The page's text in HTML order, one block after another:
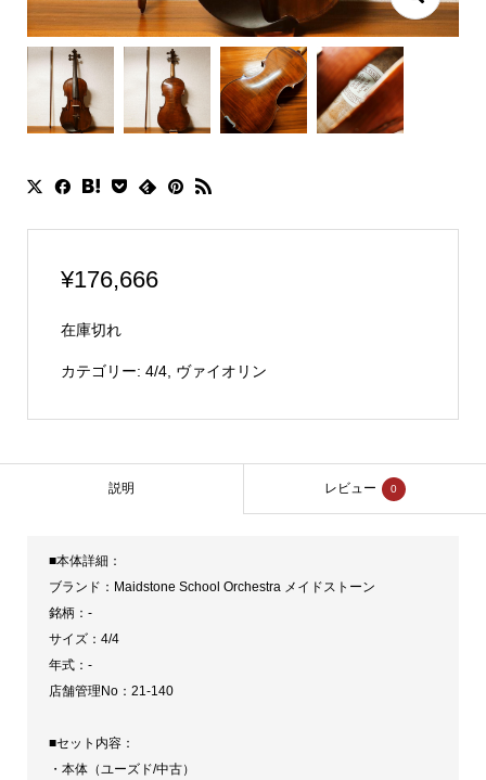
¥176,666
在庫切れ
カテゴリー: 4/4, ヴァイオリン
説明 レビュー 0
■本体詳細：
ブランド：Maidstone School Orchestra メイドストーン
銘柄：-
サイズ：4/4
年式：-
店舗管理No：21-140
■セット内容：
・本体（ユーズド/中古）